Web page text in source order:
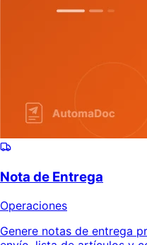
Nota de Entrega
Operaciones
Genere notas de entrega